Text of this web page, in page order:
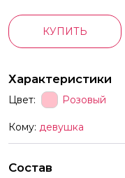
КУПИТЬ
Характеристики
Цвет: Розовый
Кому: девушка
Состав